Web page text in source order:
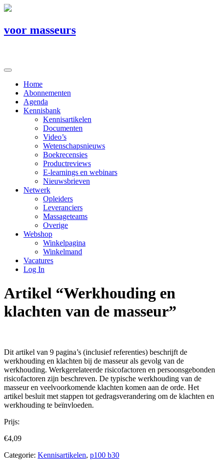
voor masseurs
Home
Abonnementen
Agenda
Kennisbank
Kennisartikelen
Documenten
Video’s
Wetenschapsnieuws
Boekrecensies
Productreviews
E-learnings en webinars
Nieuwsbrieven
Netwerk
Opleiders
Leveranciers
Massageteams
Overige
Webshop
Winkelpagina
Winkelmand
Vacatures
Log In
Artikel “Werkhouding en
klachten van de masseur”
Dit artikel van 9 pagina’s (inclusief referenties) beschrijft de
werkhouding en klachten bij de masseur als gevolg van de
werkhouding. Werkgerelateerde risicofactoren en persoonsgebonden
risicofactoren zijn beschreven. De typische werkhouding van de
masseur en veelvoorkomende klachten komen aan de orde. Het
artikel besluit met stappen tot gedragsverandering om de klachten en
werkhouding te beïnvloeden.
Prijs:
€4,09
Categorie: Kennisartikelen, p100 b30